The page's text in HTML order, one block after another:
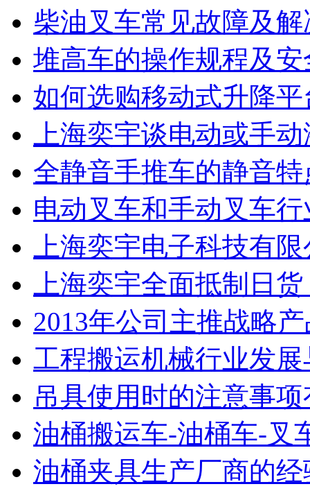
柴油叉车常见故障及
堆高车的操作规程及
如何选购移动式升降平
上海奕宇谈电动或手
全静音手推车的静音特
电动叉车和手动叉车
上海奕宇电子科技有
上海奕宇全面抵制日
2013年公司主推战略
工程搬运机械行业发
吊具使用时的注意事
油桶搬运车-油桶车-叉
油桶夹具生产厂商的